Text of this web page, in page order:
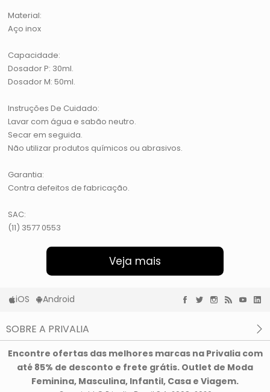
Material:
Aço inox
Capacidade:
Dosador P: 30ml.
Dosador M: 50ml.
Instruções De Cuidado:
Lavar com água e sabão neutro.
Secar em seguida.
Não utilizar produtos químicos ou abrasivos.
Garantia:
Contra defeitos de fabricação.
SAC:
(11) 3577 0553
Veja mais
iOS Android
SOBRE A PRIVALIA
Privacidade e Cookies
Condições de uso
Encontre ofertas das melhores marcas na Privalia com
até 85% de desconto e frete grátis. Outlet de Moda
Feminina, Masculina, Infantil, Casa e Viagem.